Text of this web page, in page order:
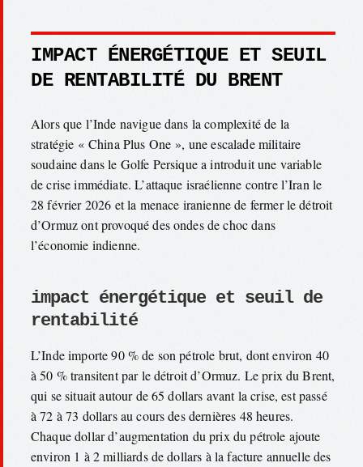
IMPACT ÉNERGÉTIQUE ET SEUIL
DE RENTABILITÉ DU BRENT
Alors que l’Inde navigue dans la complexité de la
stratégie « China Plus One », une escalade militaire
soudaine dans le Golfe Persique a introduit une variable
de crise immédiate. L’attaque israélienne contre l’Iran le
28 février 2026 et la menace iranienne de fermer le détroit
d’Ormuz ont provoqué des ondes de choc dans
l’économie indienne.
impact énergétique et seuil de
rentabilité
L’Inde importe 90 % de son pétrole brut, dont environ 40
à 50 % transitent par le détroit d’Ormuz. Le prix du Brent,
qui se situait autour de 65 dollars avant la crise, est passé
à 72 à 73 dollars au cours des dernières 48 heures.
Chaque dollar d’augmentation du prix du pétrole ajoute
environ 1 à 2 milliards de dollars à la facture annuelle des